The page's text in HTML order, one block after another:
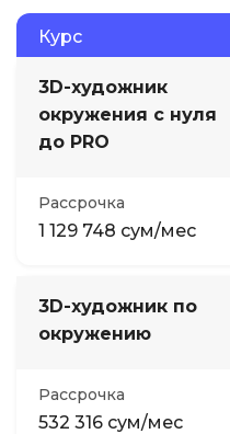
Курс
3D-художник
окружения с нуля
до PRO
Рассрочка
1 129 748 сум/мес
3D-художник по
окружению
Рассрочка
532 316 сум/мес